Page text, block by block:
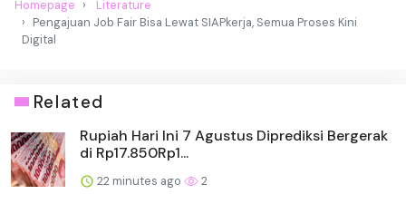
Homepage
Literature
Pengajuan Job Fair Bisa Lewat SIAPkerja, Semua Proses Kini
Digital
Related
Rupiah Hari Ini 7 Agustus Diprediksi Bergerak
di Rp17.850Rp1...
22 minutes ago 2